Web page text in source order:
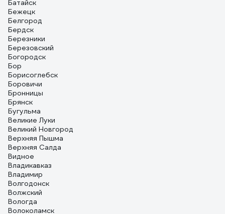
Батайск
Бежецк
Белгород
Бердск
Березники
Березовский
Богородск
Бор
Борисоглебск
Боровичи
Бронницы
Брянск
Бугульма
Великие Луки
Великий Новгород
Верхняя Пышма
Верхняя Салда
Видное
Владикавказ
Владимир
Волгодонск
Волжский
Вологда
Волоколамск